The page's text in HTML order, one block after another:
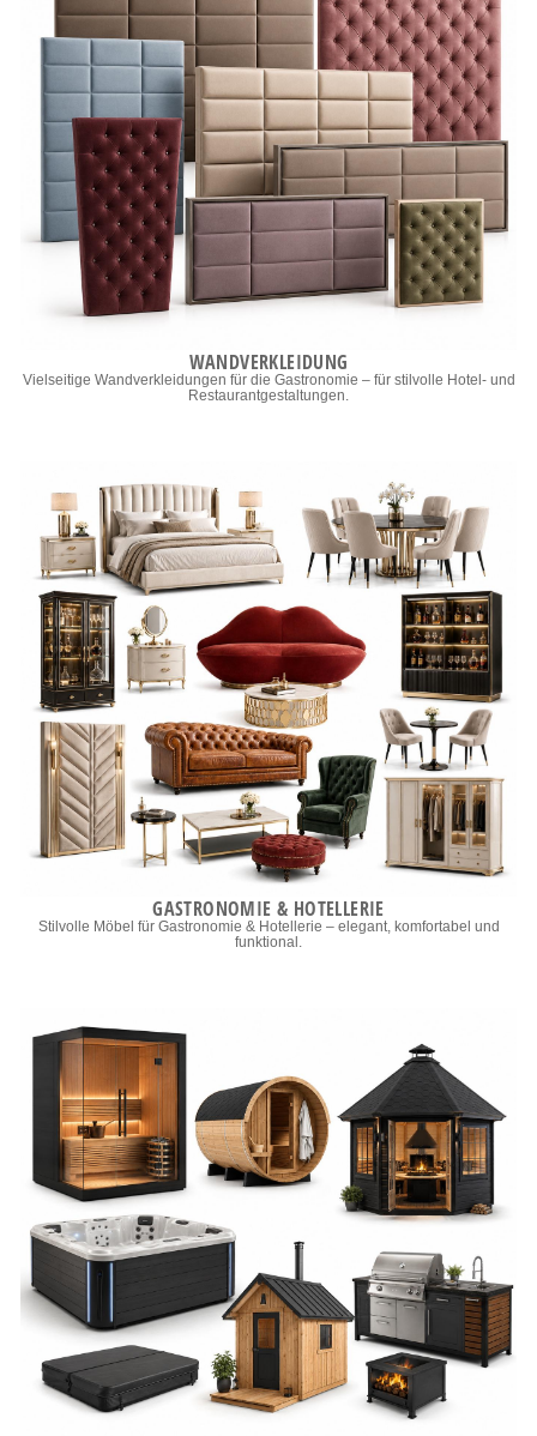
WANDVERKLEIDUNG
Vielseitige Wandverkleidungen für die Gastronomie – für stilvolle Hotel- und
Restaurantgestaltungen.
GASTRONOMIE & HOTELLERIE
Stilvolle Möbel für Gastronomie & Hotellerie – elegant, komfortabel und
funktional.